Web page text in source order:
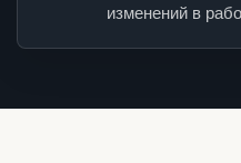
изменений в